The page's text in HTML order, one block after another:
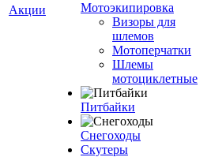
Акции
Мотоэкипировка
Визоры для
шлемов
Мотоперчатки
Шлемы
мотоциклетные
Питбайки
Снегоходы
Скутеры